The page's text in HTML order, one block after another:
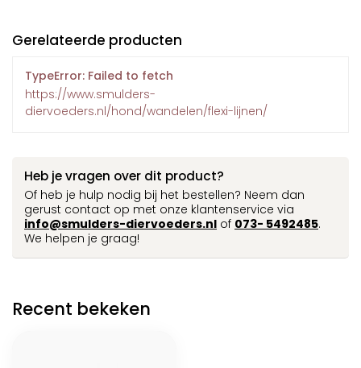
Gerelateerde producten
TypeError: Failed to fetch
https://www.smulders-
diervoeders.nl/hond/wandelen/flexi-lijnen/
Heb je vragen over dit product?
Of heb je hulp nodig bij het bestellen? Neem dan
gerust contact op met onze klantenservice via
info@smulders-diervoeders.nl of 073- 5492485.
We helpen je graag!
Recent bekeken